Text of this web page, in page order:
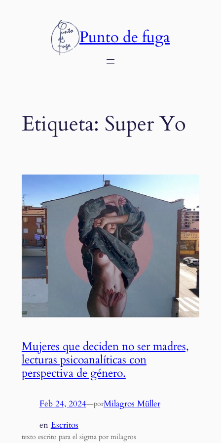
Punto de fuga
Etiqueta: Super Yo
Mujeres que deciden no ser madres,
lecturas psicoanalíticas con
perspectiva de género.
Feb 24, 2024—porMilagros Müller
en Escritos
texto escrito para el sigma por milagros